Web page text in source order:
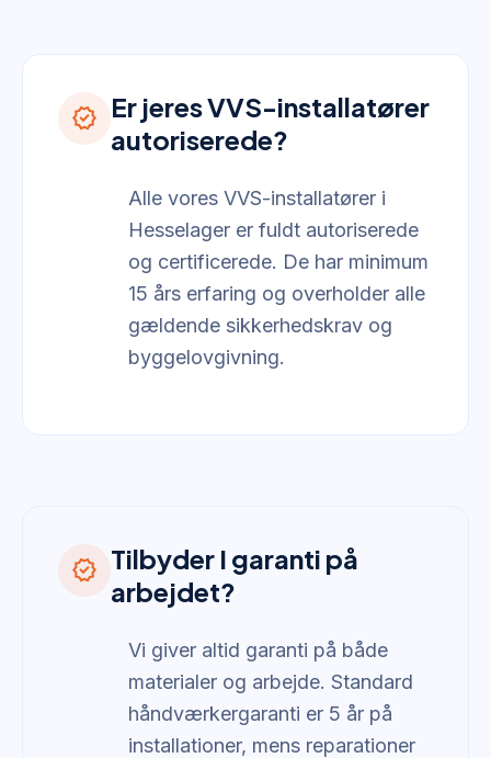
verified Er jeres VVS-installatører
autoriserede?
Alle vores VVS-installatører i
Hesselager er fuldt autoriserede
og certificerede. De har minimum
15 års erfaring og overholder alle
gældende sikkerhedskrav og
byggelovgivning.
verified Tilbyder I garanti på
arbejdet?
Vi giver altid garanti på både
materialer og arbejde. Standard
håndværkergaranti er 5 år på
installationer, mens reparationer